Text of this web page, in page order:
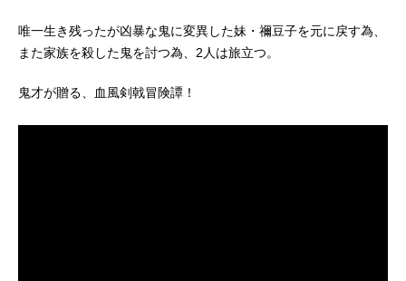
唯一生き残ったが凶暴な鬼に変異した妹・禰豆子を元に戻す為、
また家族を殺した鬼を討つ為、2人は旅立つ。
鬼才が贈る、血風剣戟冒険譚！